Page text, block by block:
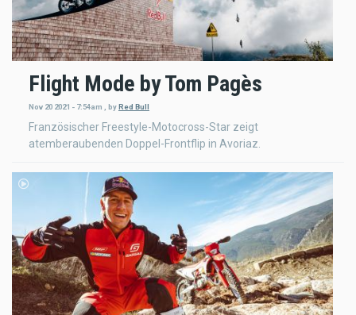
Flight Mode by Tom Pagès
Nov 20 2021 - 7:54am , by Red Bull
Französischer Freestyle-Motocross-Star zeigt
atemberaubenden Doppel-Frontflip in Avoriaz.